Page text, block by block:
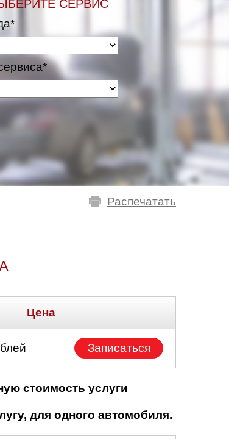
СЕРВИС
Распечатать
Цена
Записаться
стоимость услуги
для одного автомобиля.